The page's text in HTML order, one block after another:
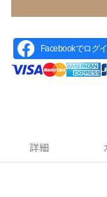
Facebookでログ
詳細